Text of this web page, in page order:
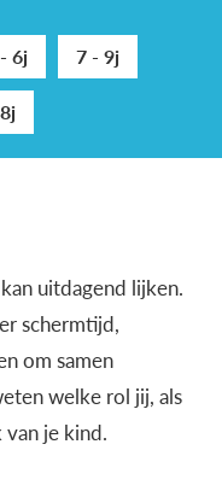
6j
7 - 9j
uitdagend lijken.
schermtijd,
om samen
welke rol jij, als
je kind.